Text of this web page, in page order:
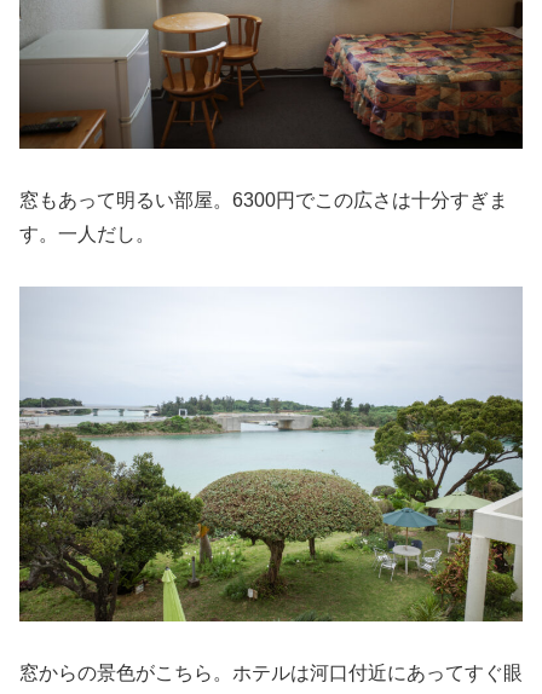
窓もあって明るい部屋。6300円でこの広さは十分すぎま
す。一人だし。
窓からの景色がこちら。ホテルは河口付近にあってすぐ眼